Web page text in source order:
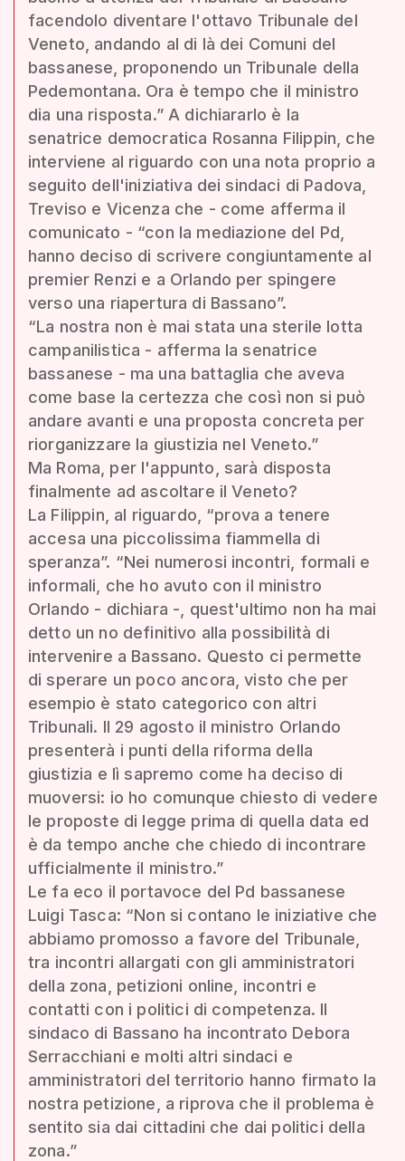
facendolo diventare l'ottavo Tribunale del
Veneto, andando al di là dei Comuni del
bassanese, proponendo un Tribunale della
Pedemontana. Ora è tempo che il ministro
dia una risposta.” A dichiararlo è la
senatrice democratica Rosanna Filippin, che
interviene al riguardo con una nota proprio a
seguito dell'iniziativa dei sindaci di Padova,
Treviso e Vicenza che - come afferma il
comunicato - “con la mediazione del Pd,
hanno deciso di scrivere congiuntamente al
premier Renzi e a Orlando per spingere
verso una riapertura di Bassano”.
“La nostra non è mai stata una sterile lotta
campanilistica - afferma la senatrice
bassanese - ma una battaglia che aveva
come base la certezza che così non si può
andare avanti e una proposta concreta per
riorganizzare la giustizia nel Veneto.”
Ma Roma, per l'appunto, sarà disposta
finalmente ad ascoltare il Veneto?
La Filippin, al riguardo, “prova a tenere
accesa una piccolissima fiammella di
speranza”. “Nei numerosi incontri, formali e
informali, che ho avuto con il ministro
Orlando - dichiara -, quest'ultimo non ha mai
detto un no definitivo alla possibilità di
intervenire a Bassano. Questo ci permette
di sperare un poco ancora, visto che per
esempio è stato categorico con altri
Tribunali. Il 29 agosto il ministro Orlando
presenterà i punti della riforma della
giustizia e lì sapremo come ha deciso di
muoversi: io ho comunque chiesto di vedere
le proposte di legge prima di quella data ed
è da tempo anche che chiedo di incontrare
ufficialmente il ministro.”
Le fa eco il portavoce del Pd bassanese
Luigi Tasca: “Non si contano le iniziative che
abbiamo promosso a favore del Tribunale,
tra incontri allargati con gli amministratori
della zona, petizioni online, incontri e
contatti con i politici di competenza. Il
sindaco di Bassano ha incontrato Debora
Serracchiani e molti altri sindaci e
amministratori del territorio hanno firmato la
nostra petizione, a riprova che il problema è
sentito sia dai cittadini che dai politici della
zona.”